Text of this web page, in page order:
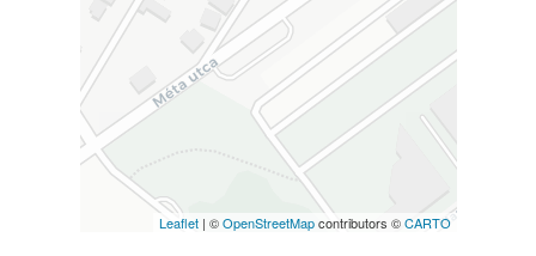
Leaflet| ©OpenStreetMapcontributors ©CARTO